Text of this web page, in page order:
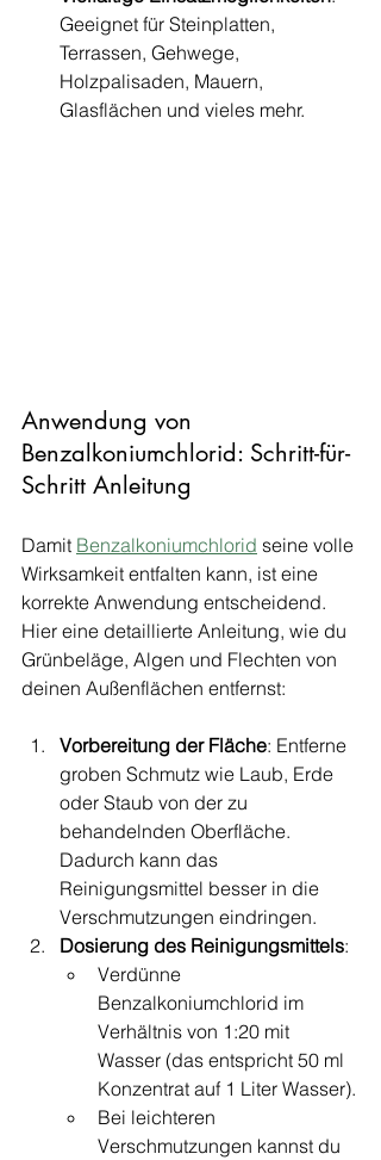
Geeignet für Steinplatten,
Terrassen, Gehwege,
Holzpalisaden, Mauern,
Glasflächen und vieles mehr.
Anwendung von
Benzalkoniumchlorid: Schritt-für-
Schritt Anleitung
Damit Benzalkoniumchlorid seine volle
Wirksamkeit entfalten kann, ist eine
korrekte Anwendung entscheidend.
Hier eine detaillierte Anleitung, wie du
Grünbeläge, Algen und Flechten von
deinen Außenflächen entfernst:
Vorbereitung der Fläche: Entferne
groben Schmutz wie Laub, Erde
oder Staub von der zu
behandelnden Oberfläche.
Dadurch kann das
Reinigungsmittel besser in die
Verschmutzungen eindringen.
Dosierung des Reinigungsmittels:
Verdünne
Benzalkoniumchlorid im
Verhältnis von 1:20 mit
Wasser (das entspricht 50 ml
Konzentrat auf 1 Liter Wasser).
Bei leichteren
Verschmutzungen kannst du